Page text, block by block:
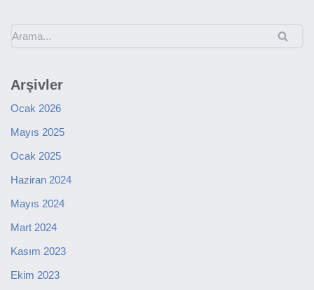
Arşivler
Ocak 2026
Mayıs 2025
Ocak 2025
Haziran 2024
Mayıs 2024
Mart 2024
Kasım 2023
Ekim 2023